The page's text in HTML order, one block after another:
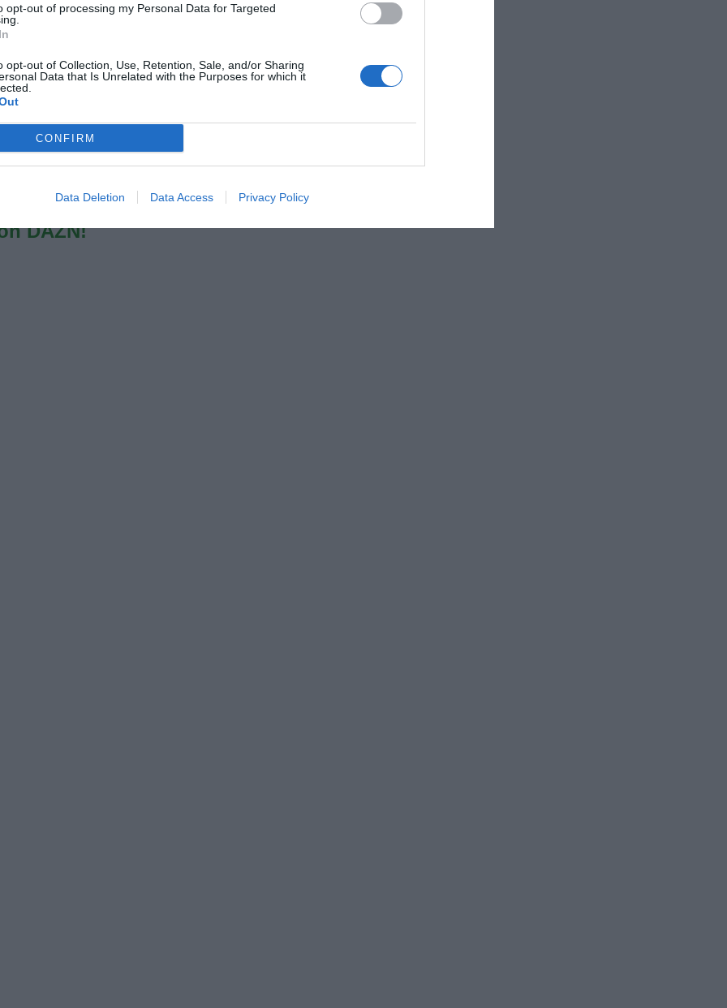
opt-out of processing my Personal Data for Targeted
opt-out of Collection, Use, Retention, Sale, and/or Sharing
Data that Is Unrelated with the Purposes for which it
CONFIRM
Data Deletion Data Access Privacy Policy
il Carletto delle due Champions League, uno
qualsiasi. I prossimi giorni ovviamente
subito o se davvero è il caso di farci più di un
i suoi sondaggi, Mourinho si prepara a
milioni di euro e Lippi interrompe la sua carriera
l'offerta giusta. Se Ancelotti dovesse dire sì al
sua. Altrimenti, non gli resta che
in silenzio.
della tua squadra. Attiva
DAZN!